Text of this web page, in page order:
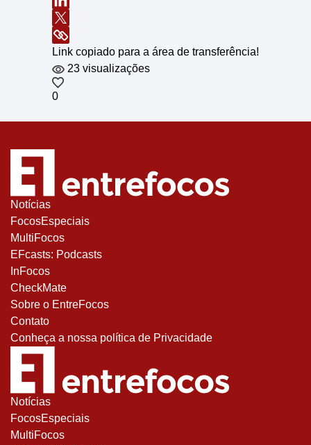
Link copiado para a área de transferência!
23 visualizações
0
Notícias
FocosEspeciais
MultiFocos
EFcasts: Podcasts
InFocos
CheckMate
Sobre o EntreFocos
Contato
Conheça a nossa política de Privacidade
Notícias
FocosEspeciais
MultiFocos